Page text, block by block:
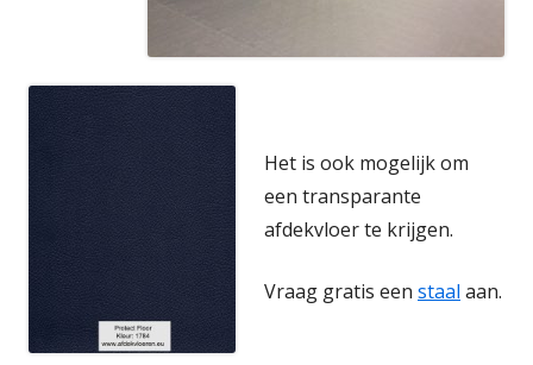
Het is ook mogelijk om
een transparante
afdekvloer te krijgen.
Vraag gratis een staal aan.